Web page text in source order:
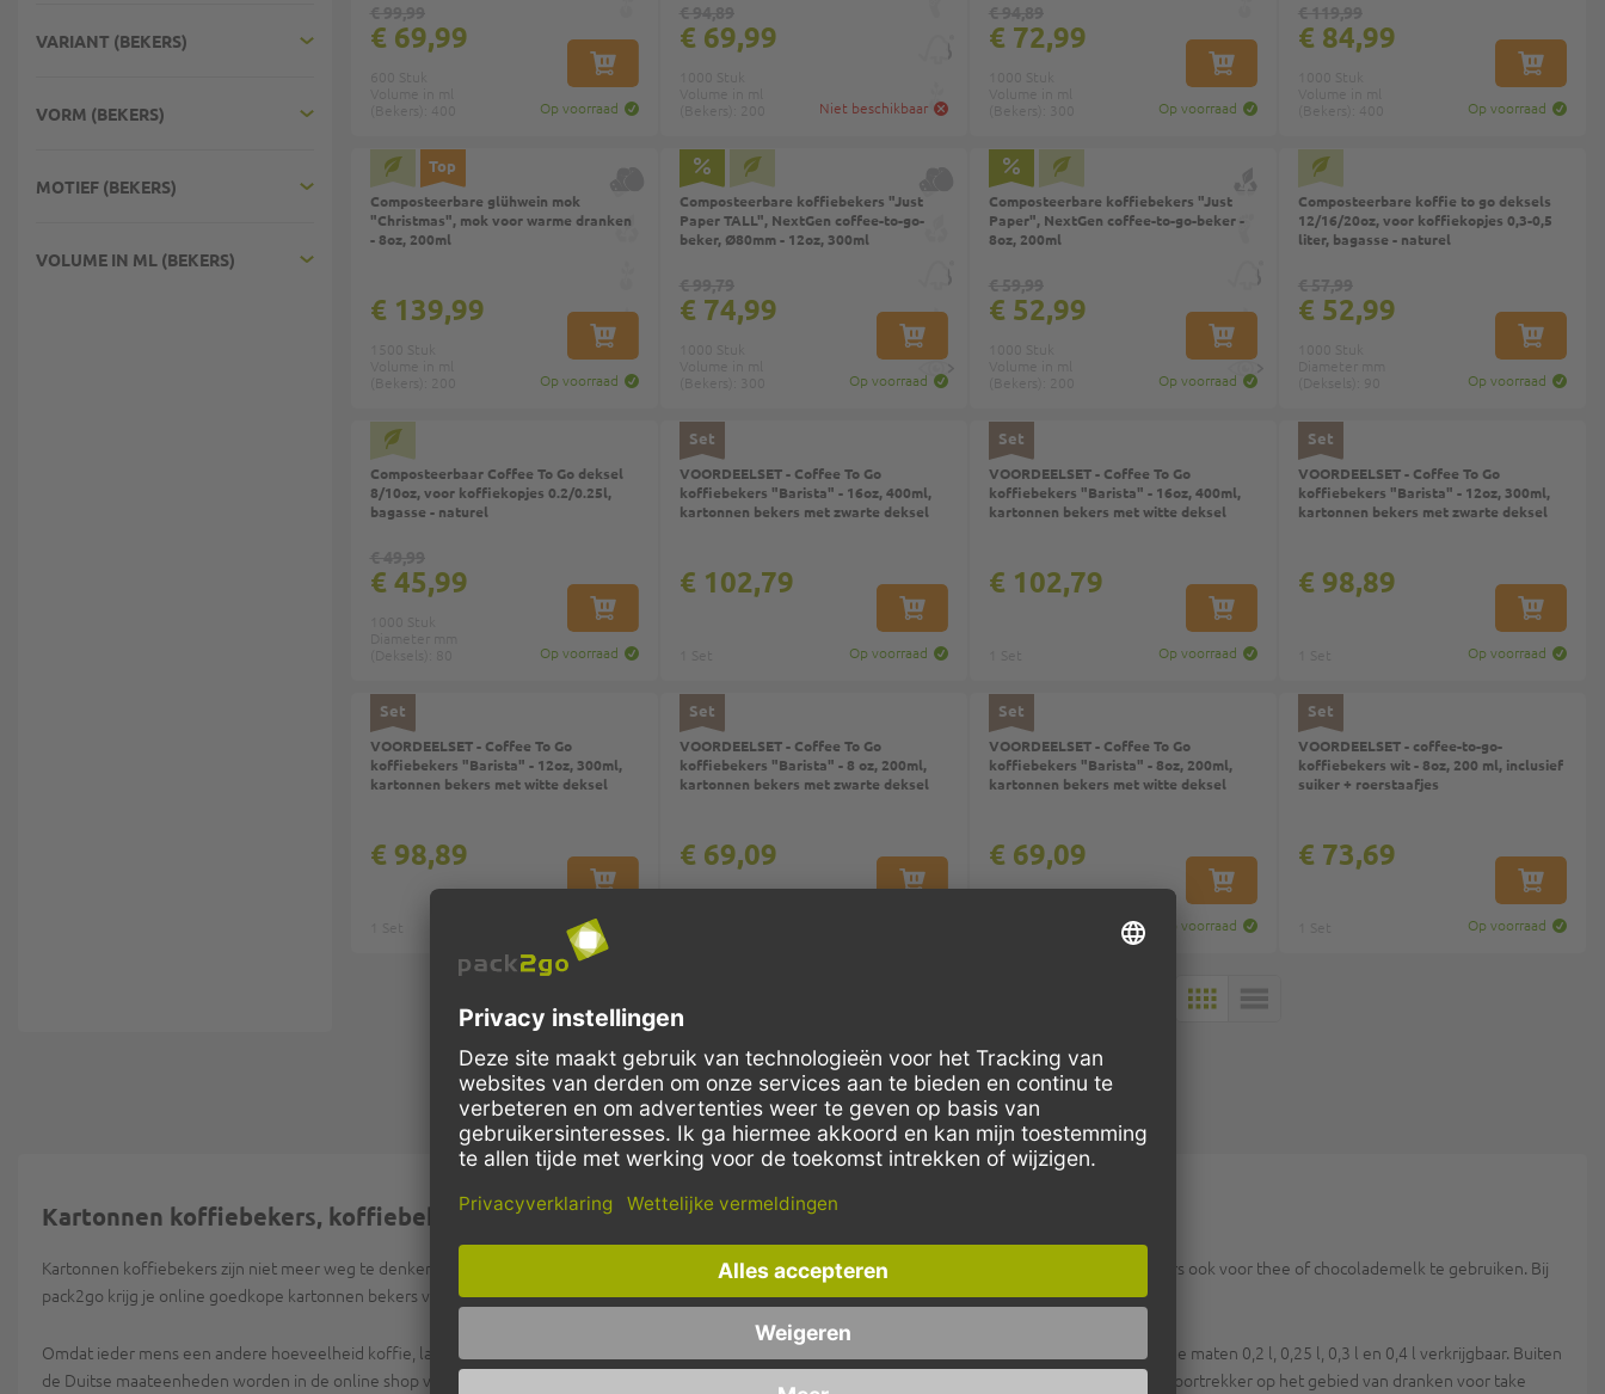
VARIANT (BEKERS)
VORM (BEKERS)
MOTIEF (BEKERS)
VOLUME IN ML (BEKERS)
Op voorraad
IN WINKELWAGEN
€ 69,99
€ 99,99
Niet beschikbaar
€ 69,99
€ 94,89
Op voorraad
IN WINKELWAGEN
€ 72,99
€ 94,89
Op voorraad
IN
€ 84,99
€ 119,99
Top
Composteerbare glühwein mok
"Christmas", mok voor warme dranken
- 8oz, 200ml
Op voorraad
IN WINKELWAGEN
€ 139,99
Composteerbare koffiebekers "Just
Paper TALL", NextGen coffee-to-go-
beker, Ø80mm - 12oz, 300ml
Op voorraad
IN WINKELWAGEN
€ 74,99
€ 99,79
Composteerbare koffiebekers "Just
Paper", NextGen coffee-to-go-beker -
8oz, 200ml
Op voorraad
IN WINKELWAGEN
€ 52,99
€ 59,99
Composteerbare koffie to go deksels
12/16/20oz, voor koffiekopjes 0,3-0,5
liter, bagasse - naturel
Op voorraad
IN
€ 52,99
€ 57,99
Composteerbaar Coffee To Go deksel
8/10oz, voor koffiekopjes 0.2/0.25l,
bagasse - naturel
Op voorraad
IN WINKELWAGEN
€ 45,99
€ 49,99
Set
VOORDEELSET - Coffee To Go
koffiebekers "Barista" - 16oz, 400ml,
kartonnen bekers met zwarte deksel
Op voorraad
IN WINKELWAGEN
€ 102,79
Set
VOORDEELSET - Coffee To Go
koffiebekers "Barista" - 16oz, 400ml,
kartonnen bekers met witte deksel
Op voorraad
IN WINKELWAGEN
€ 102,79
Set
VOORDEELSET - Coffee To Go
koffiebekers "Barista" - 12oz, 300ml,
kartonnen bekers met zwarte deksel
Op voorraad
IN
€ 98,89
Set
VOORDEELSET - Coffee To Go
koffiebekers "Barista" - 12oz, 300ml,
kartonnen bekers met witte deksel
Op voorraad
IN WINKELWAGEN
€ 98,89
Set
VOORDEELSET - Coffee To Go
koffiebekers "Barista" - 8 oz, 200ml,
kartonnen bekers met zwarte deksel
IN WINKELWAGEN
€ 69,09
Set
VOORDEELSET - Coffee To Go
koffiebekers "Barista" - 8oz, 200ml,
kartonnen bekers met witte deksel
Op voorraad
IN WINKELWAGEN
€ 69,09
Set
VOORDEELSET - coffee-to-go-
koffiebekers wit - 8oz, 200 ml, inclusief
suiker + roerstaafjes
Op voorraad
IN
€ 73,69
MOZAÏEK
Kartonnen koffiebekers, koffiebekers van karton bij pack2go
Kartonnen koffiebekers zijn niet meer weg te denken uit het dagelijks leven. Ze worden vooral veel voor een coffee to go gebruikt. Natuurlijk zijn de bekers ook voor thee of chocolademelk te gebruiken. Bij
pack2go krijg je online goedkope kartonnen bekers voor koffie voor onge‘venaarde groothandelsprijzen.
Omdat ieder mens een andere hoeveelheid koffie, latte macchiato of cappuccino wil, zijn de milieuvriendelijke kartonnen bekers van zuiver hard papier in de maten 0,2 l, 0,25 l, 0,3 l en 0,4 l verkrijgbaar. Buiten
de Duitse maateenheden worden in de online shop van pack2go ook nog de Amerikaanse maten aangegeven, 8oz-10oz-12oz-16oz. Tenslotte is de VS de voortrekker op het gebied van dranken voor take